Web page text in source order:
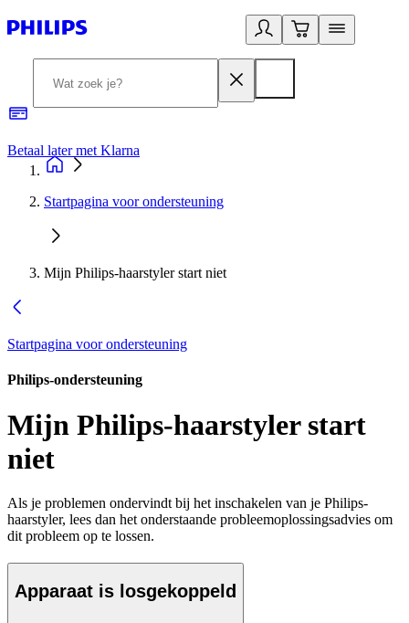
Betaal later met Klarna
Startpagina voor ondersteuning
Mijn Philips-haarstyler start niet
Startpagina voor ondersteuning
Philips-ondersteuning
Mijn Philips-haarstyler start
niet
Als je problemen ondervindt bij het inschakelen van je Philips-
haarstyler, lees dan het onderstaande probleemoplossingsadvies om
dit probleem op te lossen.
Apparaat is losgekoppeld